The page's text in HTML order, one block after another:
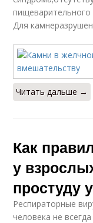
пищеварительного
Для
Читать дальше →
Как
у
простуду
Респираторные
человека не